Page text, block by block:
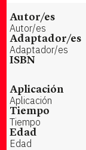
Autor/es
Autor/es
Adaptador/es
Adaptador/es
ISBN
Aplicación
Aplicación
Tiempo
Tiempo
Edad
Edad